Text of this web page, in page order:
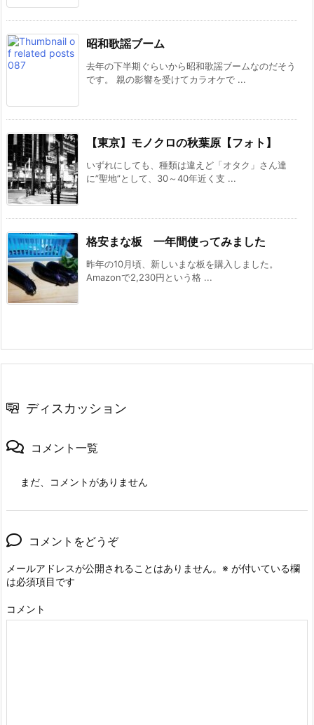
昭和歌謡ブーム
去年の下半期ぐらいから昭和歌謡ブームなのだそう
です。 親の影響を受けてカラオケで ...
【東京】モノクロの秋葉原【フォト】
いずれにしても、種類は違えど「オタク」さん達
に”聖地”として、30～40年近く支 ...
格安まな板 一年間使ってみました
昨年の10月頃、新しいまな板を購入しました。
Amazonで2,230円という格 ...
ディスカッション
コメント一覧
まだ、コメントがありません
コメントをどうぞ
メールアドレスが公開されることはありません。 ※ が付いている欄
は必須項目です
コメント